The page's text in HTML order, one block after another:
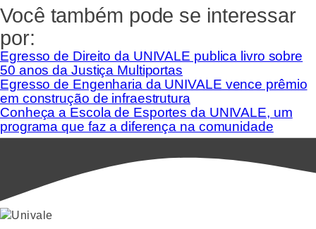
Você também pode se interessar
por:
Egresso de Direito da UNIVALE publica livro sobre
50 anos da Justiça Multiportas
Egresso de Engenharia da UNIVALE vence prêmio
em construção de infraestrutura
Conheça a Escola de Esportes da UNIVALE, um
programa que faz a diferença na comunidade